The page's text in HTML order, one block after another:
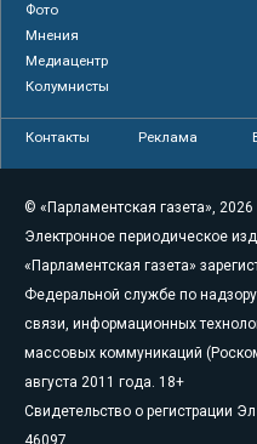
Фото
Мнения
Медиацентр
Колумнисты
Контакты Реклама
© «Парламентская газета», 2026
Электронное периодическое
«Парламентская газета»
Федеральной службе по
связи, информационных
массовых коммуникаций
августа 2011 года. 18+
Свидетельство о регистрации